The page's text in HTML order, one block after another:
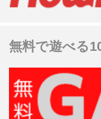
無料で遊べる